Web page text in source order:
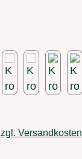
Versandkosten